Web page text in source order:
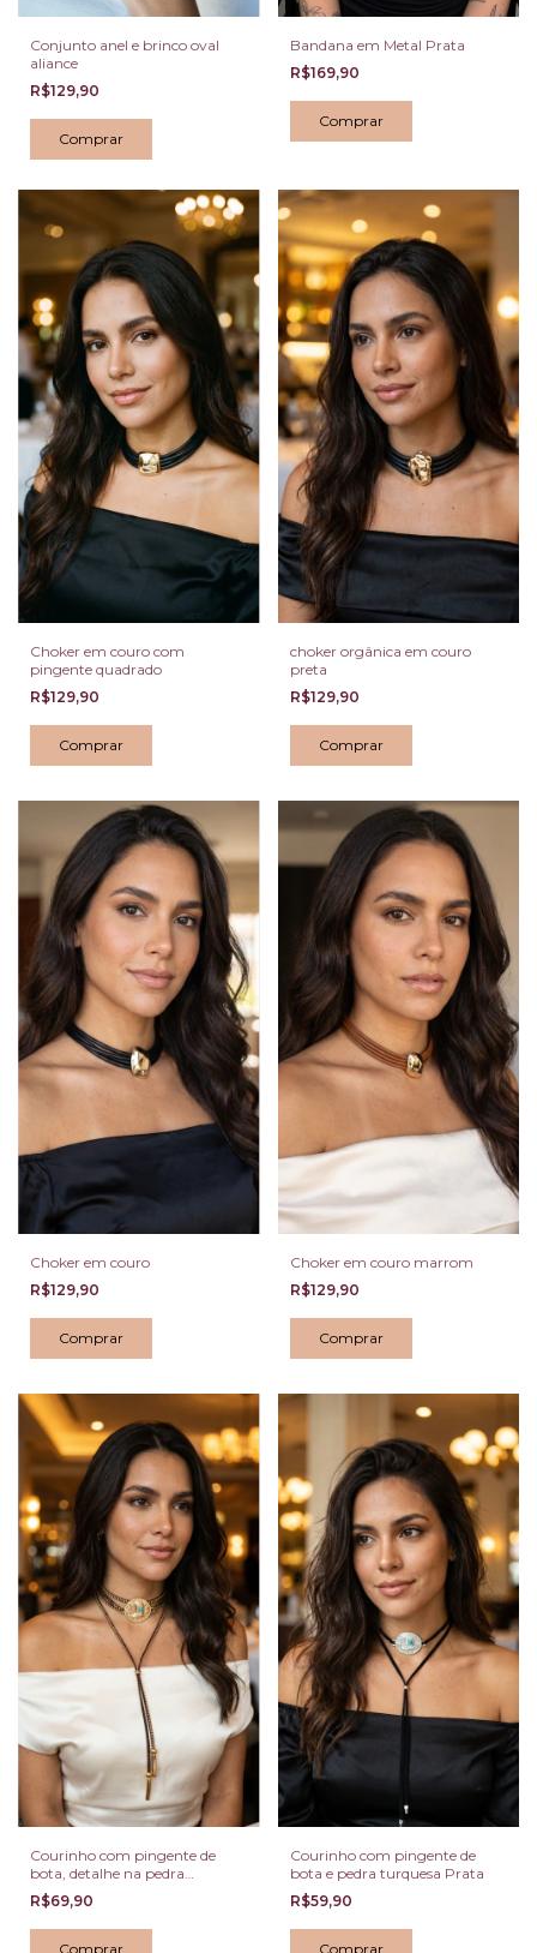
Conjunto anel e brinco oval
aliance
R$129,90
Comprar
Bandana em Metal Prata
R$169,90
Choker em couro com
pingente quadrado
R$129,90
choker orgânica em couro
preta
R$129,90
Choker em couro
R$129,90
Choker em couro marrom
R$129,90
Courinho com pingente de
bota, detalhe na pedra
turquesa
R$69,90
Comprar
Courinho com pingente de
bota e pedra turquesa Prata
R$59,90